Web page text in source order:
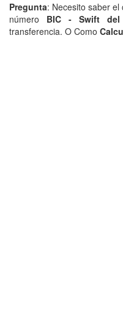
Pregunta: Necesito saber el
número BIC - Swift del
transferencia. O Como